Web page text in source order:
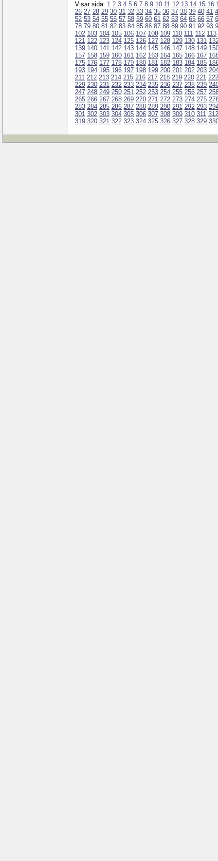
Visar sida: 1 2 3 4 5 6 7 8 9 10 11 12 13 14 15 16
26 27 28 29 30 31 32 33 34 35 36 37 38 39 40 41
52 53 54 55 56 57 58 59 60 61 62 63 64 65 66 67
78 79 80 81 82 83 84 85 86 87 88 89 90 91 92 93
102 103 104 105 106 107 108 109 110 111 112 113
121 122 123 124 125 126 127 128 129 130 131
139 140 141 142 143 144 145 146 147 148 149
157 158 159 160 161 162 163 164 165 166 167
175 176 177 178 179 180 181 182 183 184 185
193 194 195 196 197 198 199 200 201 202 203
211 212 213 214 215 216 217 218 219 220 221 222
229 230 231 232 233 234 235 236 237 238 239
247 248 249 250 251 252 253 254 255 256 257
265 266 267 268 269 270 271 272 273 274 275
283 284 285 286 287 288 289 290 291 292 293
301 302 303 304 305 306 307 308 309 310 311 312
319 320 321 322 323 324 325 326 327 328 329